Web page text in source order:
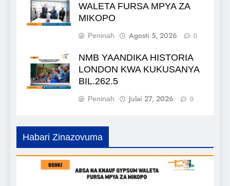
WALETA FURSA MPYA ZA
MIKOPO
Peninah Agosti 5, 2026 0
NMB YAANDIKA HISTORIA
LONDON KWA KUKUSANYA
BIL.262.5
Peninah Julai 27, 2026 0
Habari Zinazovuma